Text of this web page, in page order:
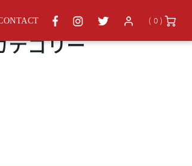
( 0 )
ーカイブ
テゴリー